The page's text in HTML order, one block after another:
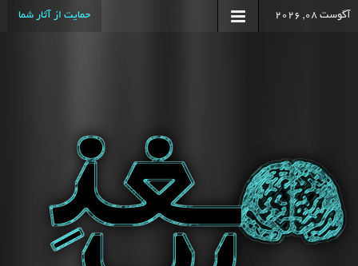
آگوست 08, 2026 حمایت از آثار شما